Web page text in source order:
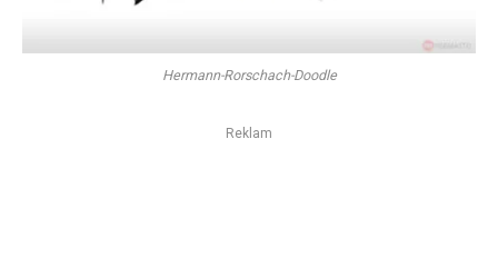
Hermann-Rorschach-Doodle
Reklam